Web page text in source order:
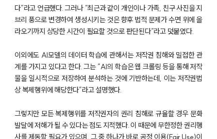
그룹소개
대륜의 강점
오시는 길
글로벌 파트너 로펌
고객의 소리
통합검색
AI대륜
업무사례
형사 주요 업무사례
사례분석/최신동향
다”라고 언급했다. 그러나 “최근과 같이 개인이나 가족, 친구 사진을 지
브리 풍으로 변경하여 생성시키는 것은 향후 법적 문제가 수면 위에 올
라오기까지 상당한 시간이 필요할 것으로 판단된다”라고 덧붙였다.
이외에도 AI모델의 데이터 학습에 관해서는 저작권 침해와 밀접한 관
계를 가지고 있다고 한다. 그는 “AI의 학습은 웹 크롤링 등을 통해 저작
물을 일시적으로 저장하여 분석하는 것에 기반하는데, 이는 저작권법
상 복제행위에 해당한다”라고 설명했다.
그렇지만 모든 복제행위를 저작권자의 권리 침해로 규율할 경우 문화
발달에 저해가 될 수 있다는 점도 지적했다. 이 때문에 무한정한 권리행
사를 제동할 필요가 있으며, 그 중 하나가 바로 공정 이용(Fair Use)이